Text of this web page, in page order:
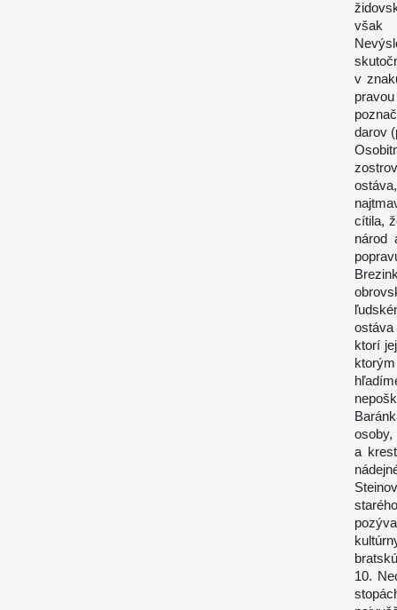
však
v
darov
cítila,
národ
ktorí
osoby,
a
10.